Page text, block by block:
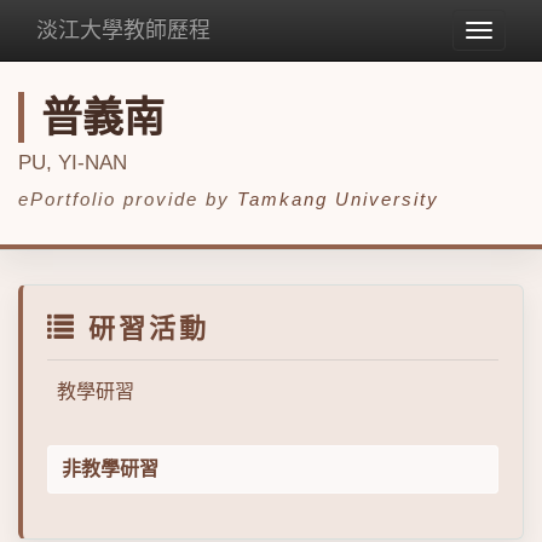
Toggle
淡江大學教師歷程
普義南
PU, YI-NAN
ePortfolio provide by Tamkang University
研習活動
教學研習
非教學研習